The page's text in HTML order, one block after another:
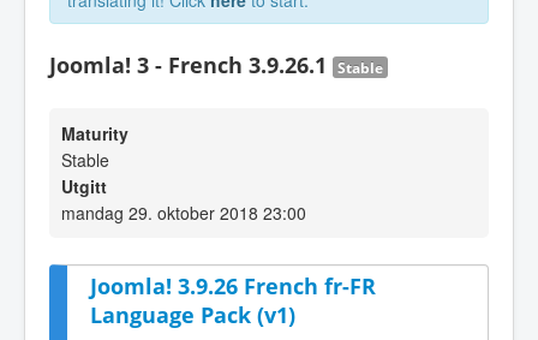
Joomla! 3 - French 3.9.26.1 Stable
Maturity
Stable
Utgitt
mandag 29. oktober 2018 23:00
Joomla! 3.9.26 French fr-FR
Language Pack (v1)